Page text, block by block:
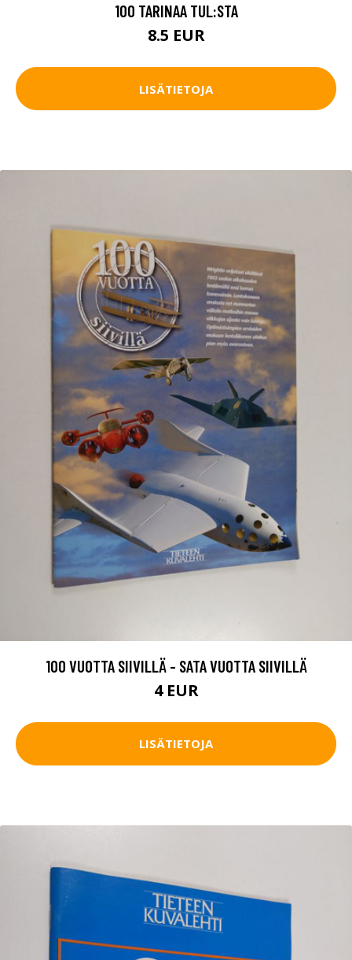
100 TARINAA TUL:STA
8.5 EUR
LISÄTIETOJA
100 VUOTTA SIIVILLÄ - SATA VUOTTA SIIVILLÄ
4 EUR
LISÄTIETOJA